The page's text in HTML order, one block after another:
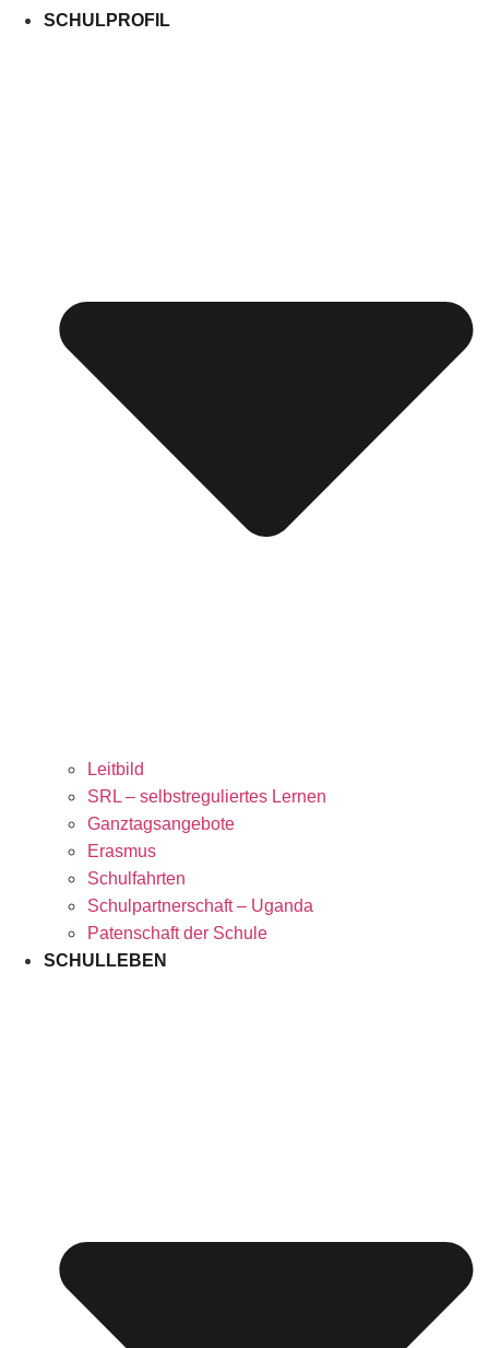
SCHULPROFIL
Leitbild
SRL – selbstreguliertes Lernen
Ganztagsangebote
Erasmus
Schulfahrten
Schulpartnerschaft – Uganda
Patenschaft der Schule
SCHULLEBEN